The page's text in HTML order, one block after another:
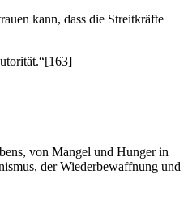
kann, dass die Streitkräfte
von Mangel und Hunger in
der Wiederbewaffnung und